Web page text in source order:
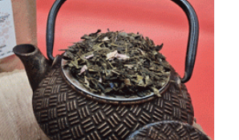
sur
la
page
du
produit